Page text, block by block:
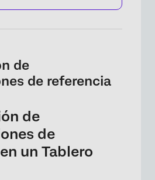
de
de referencia
de
de
un Tablero